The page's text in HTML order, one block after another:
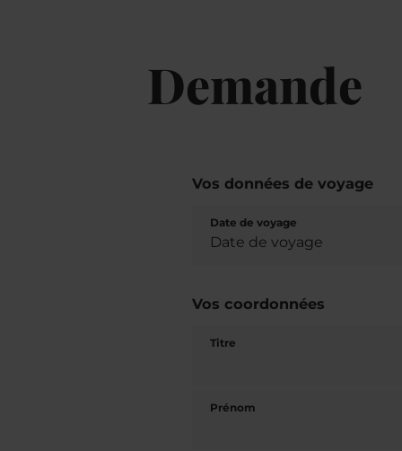
Demande
Vos données de voyage
Date de voyage
Vos coordonnées
Titre
Prénom